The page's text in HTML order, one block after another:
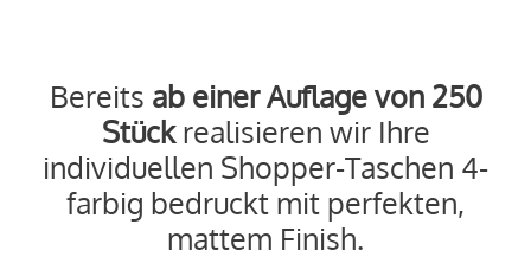
Bereits ab einer Auflage von 250
Stückrealisieren wir Ihre
individuellen Shopper-Taschen 4-
farbig bedruckt mit perfekten,
mattem Finish.